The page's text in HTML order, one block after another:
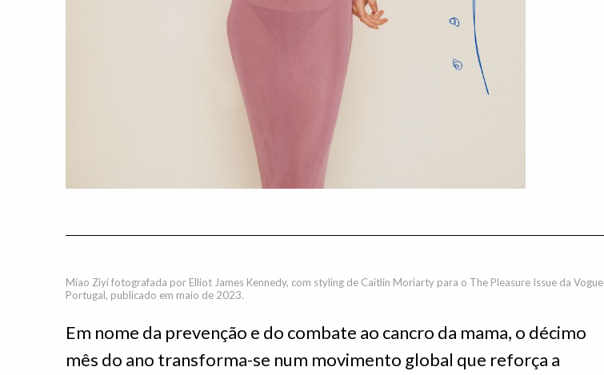
Miao Ziyi fotografada por Elliot James Kennedy, com styling de Caitlin Moriarty para o The Pleasure Issue da Vogue
Portugal, publicado em maio de 2023.
Em nome da prevenção e do combate ao cancro da mama, o décimo
mês do ano transforma-se num movimento global que reforça a